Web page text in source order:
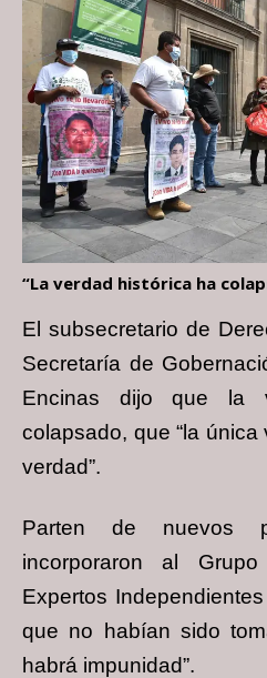
“La verdad histórica ha
El subsecretario de
Secretaría de
Encinas dijo que la
colapsado, que “la
verdad”.
Parten de nuevos
incorporaron al
Expertos
que no habían sido
habrá impunidad”.